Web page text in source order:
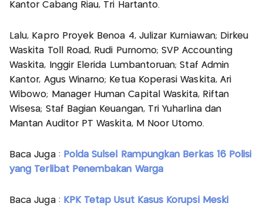
Kantor Cabang Riau, Tri Hartanto.
Lalu, Kapro Proyek Benoa 4, Julizar Kurniawan; Dirkeu
Waskita Toll Road, Rudi Purnomo; SVP Accounting
Waskita, Inggir Elerida Lumbantoruan; Staf Admin
Kantor, Agus Winarno; Ketua Koperasi Waskita, Ari
Wibowo; Manager Human Capital Waskita, Riftan
Wisesa; Staf Bagian Keuangan, Tri Yuharlina dan
Mantan Auditor PT Waskita, M Noor Utomo.
Baca Juga :
Polda Sulsel Rampungkan Berkas 16 Polisi
yang Terlibat Penembakan Warga
Baca Juga : KPK Tetap Usut Kasus Korupsi Meski